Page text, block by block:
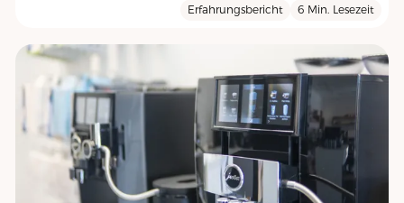
Erfahrungsbericht 6 Min. Lesezeit